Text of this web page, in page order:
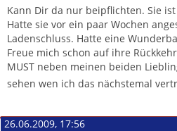
Kann Dir da nur beipflichten. Sie
Hatte sie vor ein paar Wochen
Ladenschluss. Hatte eine
Freue mich schon auf ihre
MUST neben meinen beiden
sehen wen ich das nächstemal
26.06.2009, 17:56